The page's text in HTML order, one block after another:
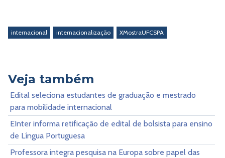
internacional internacionalização XMostraUFCSPA
Veja também
Edital seleciona estudantes de graduação e mestrado
para mobilidade internacional
EInter informa retificação de edital de bolsista para ensino
de Língua Portuguesa
Professora integra pesquisa na Europa sobre papel das